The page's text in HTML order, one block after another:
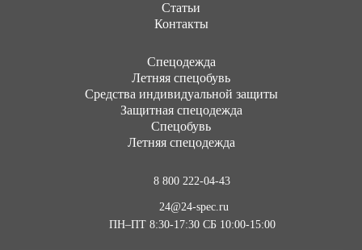
Статьи
Контакты
Cпецодежда
Летняя спецобувь
Средства индивидуальной защиты
Защитная спецодежда
Спецобувь
Летняя спецодежда
8 800 222-04-43
24@24-spec.ru
ПН–ПТ 8:30-17:30 СБ 10:00-15:00